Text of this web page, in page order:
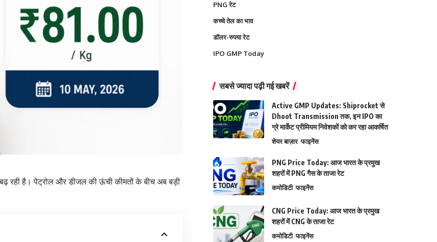
रही है। पेट्रोल और डीजल की ऊंची कीमतों के बीच अब बड़ी
PNG रेट
कच्चे तेल का भाव
डॉलर-रुपया रेट
IPO GMP Today
सबसे ज्यादा पढ़ी गई खबरें
Active GMP Updates: Shiprocket से
Dhoot Transmission तक, इन IPO का
ग्रे मार्केट प्रीमियम निवेशकों को कर रहा आकर्षित
शेयर बाज़ार फाइनेंस
PNG Price Today: आज भारत के प्रमुख
शहरों में PNG गैस के ताजा रेट
कमोडिटी फाइनेंस
CNG Price Today: आज भारत के प्रमुख
शहरों में CNG के ताजा रेट
कमोडिटी फाइनेंस